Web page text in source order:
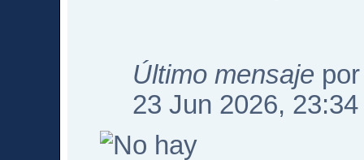
Último mensaje
23 Jun 2026, 23:34